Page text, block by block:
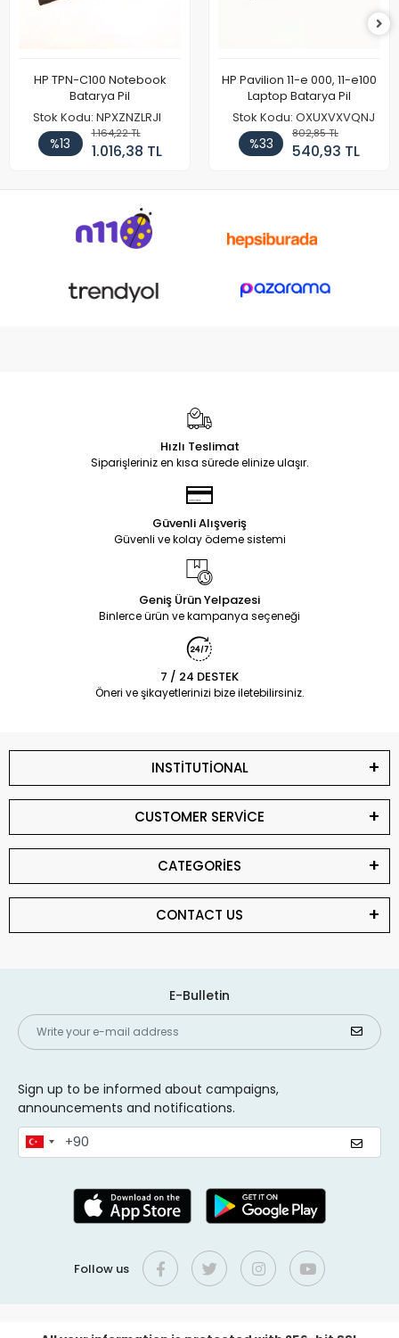
HP TPN-C100 Notebook
Batarya Pil
Stok Kodu: NPXZNZLRJI
%13
1.164,22 TL
1.016,38 TL
HP Pavilion 11-e 000, 11-e100
Laptop Batarya Pil
Stok Kodu: OXUXVXVQNJ
%33
802,85 TL
540,93 TL
Hızlı Teslimat
Siparişleriniz en kısa sürede elinize ulaşır.
Güvenli Alışveriş
Güvenli ve kolay ödeme sistemi
Geniş Ürün Yelpazesi
Binlerce ürün ve kampanya seçeneği
7 / 24 DESTEK
Öneri ve şikayetlerinizi bize iletebilirsiniz.
INSTİTUTİONAL
CUSTOMER SERVİCE
CATEGORİES
CONTACT US
E-Bulletin
Sign up to be informed about campaigns,
announcements and notifications.
Follow us